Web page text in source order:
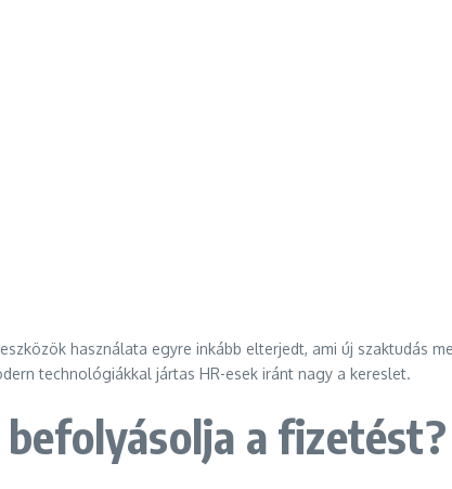
használata egyre inkább elterjedt, ami új szaktudás
technológiákkal jártas HR-esek iránt nagy a kereslet.
a fizetést?